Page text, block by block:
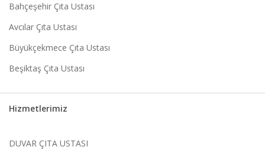
Bahçeşehir Çıta Ustası
Avcılar Çıta Ustası
Büyükçekmece Çıta Ustası
Beşiktaş Çıta Ustası
Hizmetlerimiz
DUVAR ÇITA USTASI